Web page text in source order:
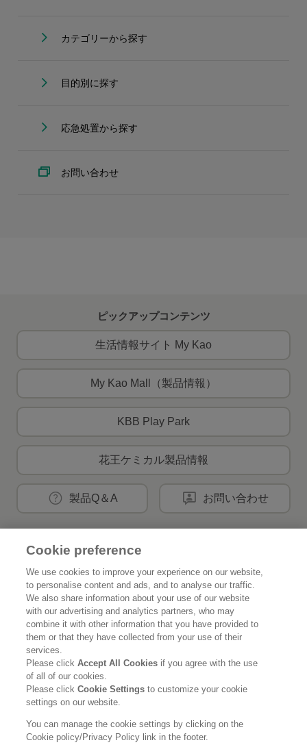
カテゴリーから探す
目的別に探す
応急処置から探す
お問い合わせ
ピックアップコンテンツ
生活情報サイト My Kao
My Kao Mall（製品情報）
KBB Play Park
花王ケミカル製品情報
製品Q＆A お問い合わせ
花王公式SNSアカウント
Home 花王について
サステナビリティ イノベーション
ブランド 投資家情報
ニュースルーム 採用情報
Cookie preference
We use cookies to improve your experience on our website,
to personalise content and ads, and to analyse our traffic.
We also share information about your use of our website
with our advertising and analytics partners, who may
combine it with other information that you have provided to
them or that they have collected from your use of their
services.
Please clickAccept All Cookies if you agree with the use
of all of our cookies.
Please clickCookie Settingsto customize your cookie
settings on our website.
You can manage the cookie settings by clicking on the
Cookie policy/Privacy Policy link in the footer.